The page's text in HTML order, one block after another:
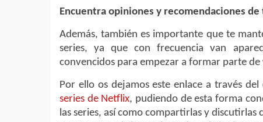
Encuentra opiniones y recomendaciones
Además, también es importante que te
series, ya que con frecuencia van
convencidos para empezar a formar parte
Por ello os dejamos este enlace a través
series de Netflix, pudiendo de esta forma
las series, así como compartirlas y